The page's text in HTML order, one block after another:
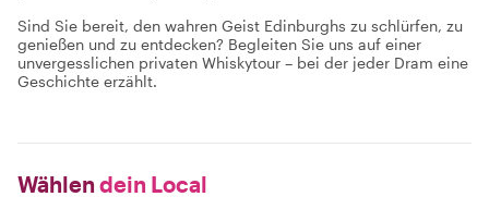
Sind Sie bereit, den wahren Geist Edinburghs zu schlürfen, zu
genießen und zu entdecken? Begleiten Sie uns auf einer
unvergesslichen privaten Whiskytour – bei der jeder Dram eine
Geschichte erzählt.
Wählen dein Local